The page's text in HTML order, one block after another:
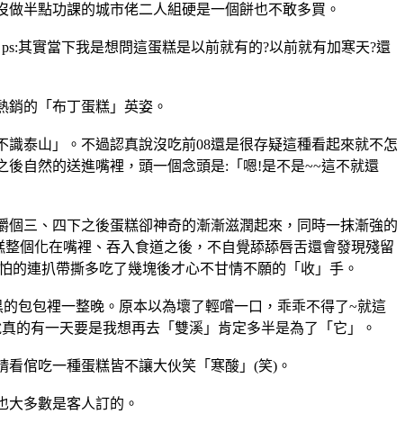
半點功課的城市佬二人組硬是一個餅也不敢多買。
其實當下我是想問這蛋糕是以前就有的?以前就有加寒天?還
的「布丁蛋糕」英姿。
泰山」。不過認真說沒吃前08還是很存疑這種看起來就不怎
自然的送進嘴裡，頭一個念頭是:「嗯!是不是~~這不就還
三、四下之後蛋糕卻神奇的漸漸滋潤起來，同時一抹漸強的
個化在嘴裡、吞入食道之後，不自覺舔舔唇舌還會發現殘留
連扒帶撕多吃了幾塊後才心不甘情不願的「收」手。
包包裡一整晚。原本以為壞了輕嚐一口，乖乖不得了~就這
的有一天要是我想再去「雙溪」肯定多半是為了「它」。
倌吃一種蛋糕皆不讓大伙笑「寒酸」(笑)。
多數是客人訂的。